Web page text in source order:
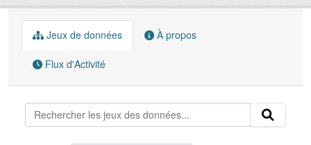
Jeux de données À propos
Flux d'Activité